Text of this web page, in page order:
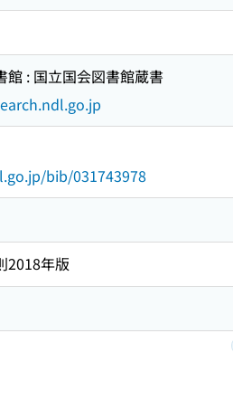
館 : 国立国会図書館蔵書
bib/031743978
2018年版